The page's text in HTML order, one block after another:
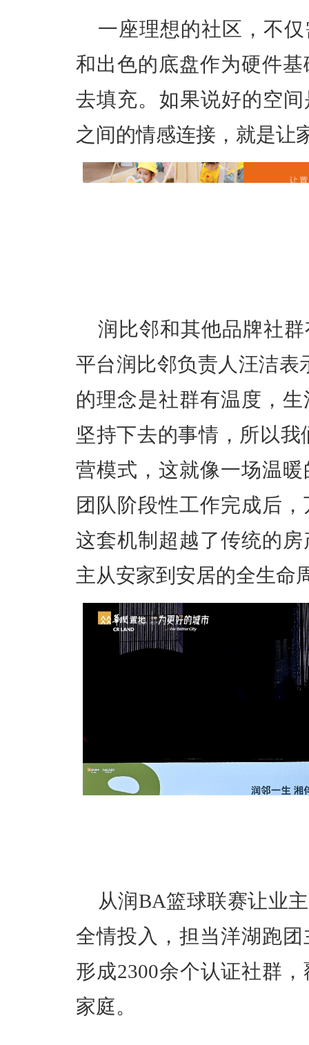
一座理想的社区，不
和出色的底盘作为硬件
去填充。如果说好的空
之间的情感连接，就是让
润比邻和其他品牌社
平台润比邻负责人汪洁表
的理念是社群有温度，
坚持下去的事情，所以我
营模式，这就像一场温
团队阶段性工作完成后
这套机制超越了传统的
主从安家到安居的全生命
从润BA篮球联赛让业
全情投入，担当洋湖跑
形成2300余个认证社群
家庭。